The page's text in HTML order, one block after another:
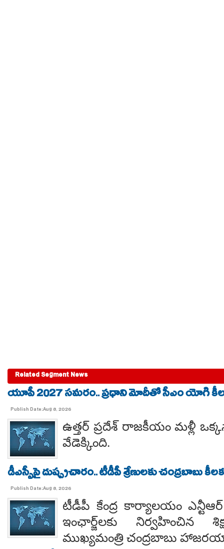
Related Segment News
యూపీ 2027 సమరం.. ప్రధాని మోదీతో సీఎం యోగి
Publish Date:Aug 8, 2026
ఉత్తర్ ప్రదేశ్ రాజకీయం మళ్లీ
వేడెక్కింది.
డీఎస్సీపై దుష్ప్రచారం.. టీడీపీ శ్రేణులకు చంద్రబాబు
Publish Date:Aug 8, 2026
టీడీపీ కేంద్ర కార్యాలయం
ఇంఛార్జ్‌లకు నిర్వహించిన
ముఖ్యమంత్రి చంద్రబాబు